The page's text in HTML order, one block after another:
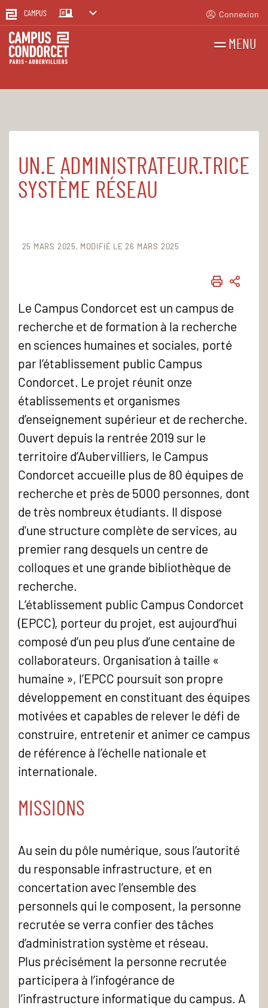
CAMPUS Connexion
MENU
Accueil Le Campus
Établissement public
Emplois et stages
UN.E ADMINISTRATEUR.TRICE
SYSTÈME RÉSEAU
25 MARS 2025 MODIFIÉ LE 26 MARS 2025
Le Campus Condorcet est un campus de
recherche et de formation à la recherche
en sciences humaines et sociales, porté
par l’établissement public Campus
Condorcet. Le projet réunit onze
établissements et organismes
d’enseignement supérieur et de recherche.
Ouvert depuis la rentrée 2019 sur le
territoire d’Aubervilliers, le Campus
Condorcet accueille plus de 80 équipes de
recherche et près de 5000 personnes, dont
de très nombreux étudiants. Il dispose
d'une structure complète de services, au
premier rang desquels un centre de
colloques et une grande bibliothèque de
recherche.
L’établissement public Campus Condorcet
(EPCC), porteur du projet, est aujourd’hui
composé d’un peu plus d’une centaine de
collaborateurs. Organisation à taille «
humaine », l’EPCC poursuit son propre
développement en constituant des équipes
motivées et capables de relever le défi de
construire, entretenir et animer ce campus
de référence à l’échelle nationale et
internationale.
MISSIONS
Au sein du pôle numérique, sous l’autorité
du responsable infrastructure, et en
concertation avec l’ensemble des
personnels qui le composent, la personne
recrutée se verra confier des tâches
d’administration système et réseau.
Plus précisément la personne recrutée
participera à l’infogérance de
l’infrastructure informatique du campus. A